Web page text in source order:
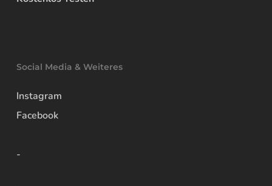
Social Media & Weiteres
Instagram
Facebook
-